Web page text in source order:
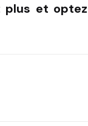
plus et optez